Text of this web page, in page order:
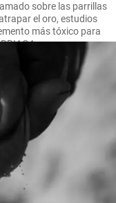
sobre las parrillas
el oro, estudios
más tóxico para